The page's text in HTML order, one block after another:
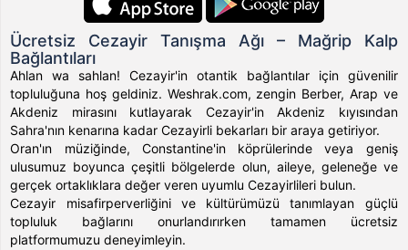
Ücretsiz Cezayir Tanışma Ağı – Mağrip Kalp
Bağlantıları
Ahlan wa sahlan! Cezayir'in otantik bağlantılar için güvenilir
topluluğuna hoş geldiniz. Weshrak.com, zengin Berber, Arap ve
Akdeniz mirasını kutlayarak Cezayir'in Akdeniz kıyısından
Sahra'nın kenarına kadar Cezayirli bekarları bir araya getiriyor.
Oran'ın müziğinde, Constantine'in köprülerinde veya geniş
ulusumuz boyunca çeşitli bölgelerde olun, aileye, geleneğe ve
gerçek ortaklıklara değer veren uyumlu Cezayirlileri bulun.
Cezayir misafirperverliğini ve kültürümüzü tanımlayan güçlü
topluluk bağlarını onurlandırırken tamamen ücretsiz
platformumuzu deneyimleyin.